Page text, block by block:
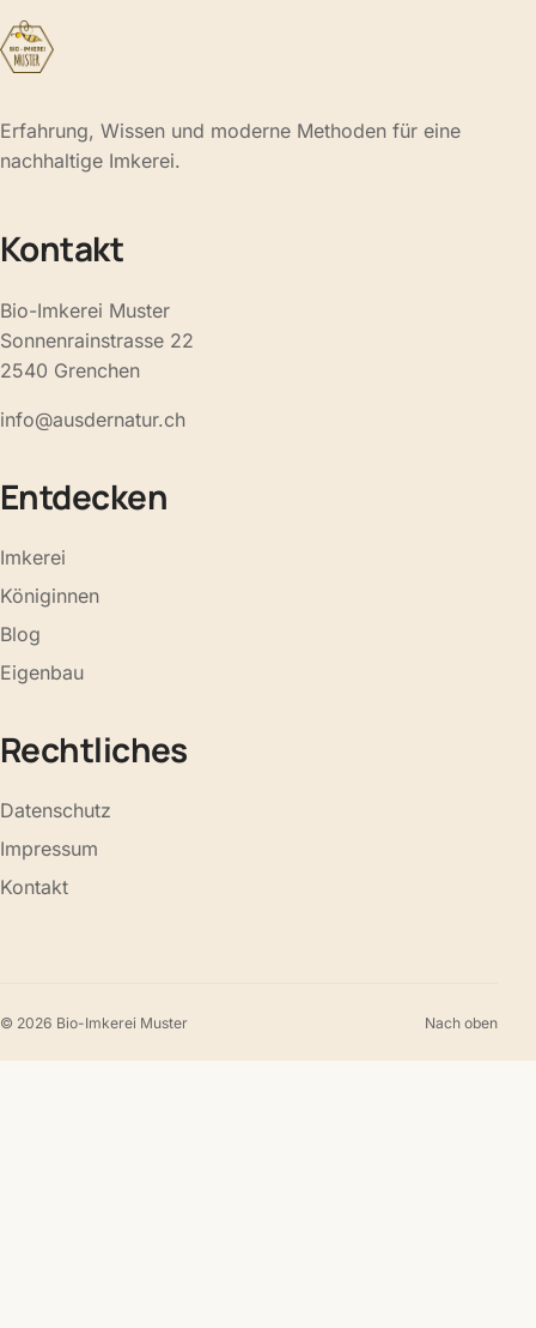
Erfahrung, Wissen und moderne Methoden für eine
nachhaltige Imkerei.
Kontakt
Bio-Imkerei Muster
Sonnenrainstrasse 22
2540 Grenchen
info@ausdernatur.ch
Entdecken
Imkerei
Königinnen
Blog
Eigenbau
Rechtliches
Datenschutz
Impressum
Kontakt
© 2026 Bio-Imkerei Muster Nach oben